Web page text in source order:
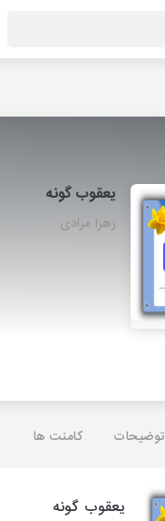
یعقوب گونه
زهرا مرادی
توضیحات کامنت ها
یعقوب گونه